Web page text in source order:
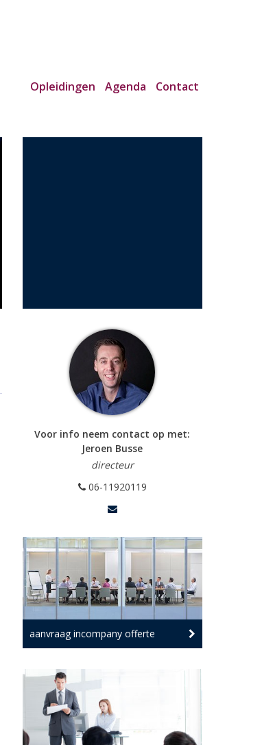
Opleidingen Agenda Contact
Voor info neem contact op met:
Jeroen Busse
directeur
06-11920119
aanvraag incompany offerte